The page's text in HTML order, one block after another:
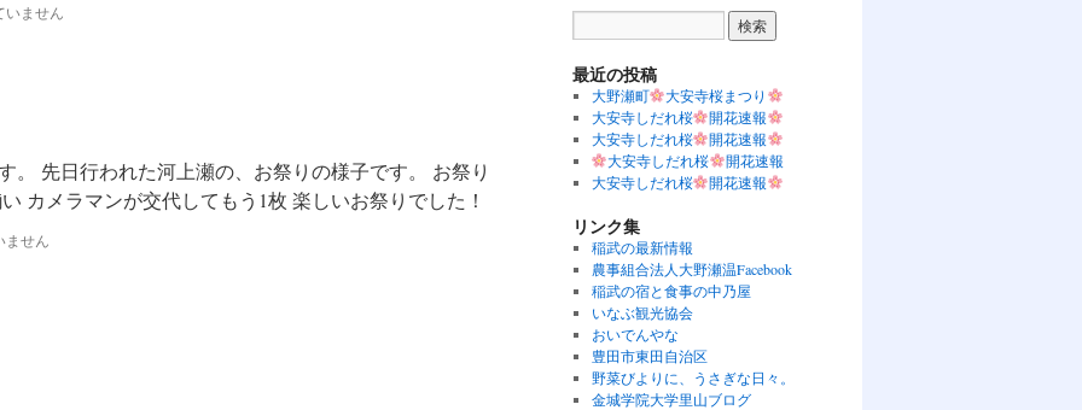
いません
。 先日行われた河上瀬の、お祭りの様子です。 お祭り
カメラマンが交代してもう1枚 楽しいお祭りでした！
ません
最近の投稿
大野瀬町
大安寺桜まつり
大安寺しだれ桜
開花速報
大安寺しだれ桜
開花速報
大安寺しだれ桜
開花速報
大安寺しだれ桜
開花速報
リンク集
稲武の最新情報
農事組合法人大野瀬温Facebook
稲武の宿と食事の中乃屋
いなぶ観光協会
おいでんやな
豊田市東田自治区
野菜びよりに、うさぎな日々。
金城学院大学里山ブログ